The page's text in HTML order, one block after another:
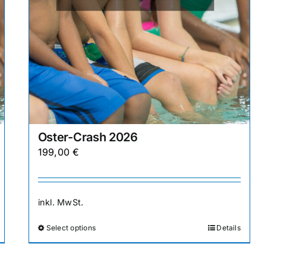
gewählt
werden
Oster-Crash 2026
199,00€
inkl. MwSt.
Select optionsDieses
Produkt
Details